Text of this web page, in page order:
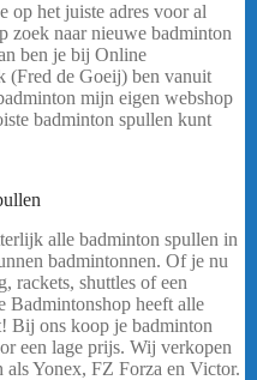
op het juiste adres voor al
zoek naar nieuwe badminton
ben je bij Online
(Fred de Goeij) ben vanuit
mijn eigen webshop
badminton spullen kunt
alle badminton spullen in
badmintonnen. Of je nu
rackets, shuttles of een
Badmintonshop heeft alle
Bij ons koop je badminton
een lage prijs. Wij verkopen
als Yonex, FZ Forza en Victor.